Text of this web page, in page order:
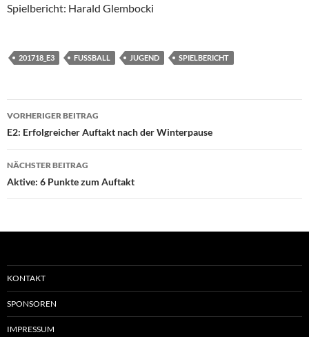
Spielbericht: Harald Glembocki
201718_E3 FUSSBALL JUGEND SPIELBERICHT
Beitragsnavigation
VORHERIGER BEITRAG
E2: Erfolgreicher Auftakt nach der Winterpause
NÄCHSTER BEITRAG
Aktive: 6 Punkte zum Auftakt
KONTAKT
SPONSOREN
IMPRESSUM